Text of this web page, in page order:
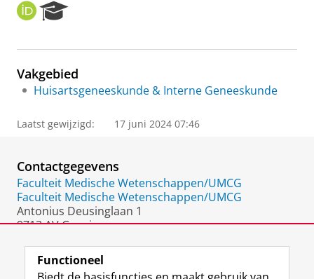
O
R
I
e
r
c
P
o
t
a
l
Vakgebied
Huisartsgeneeskunde & Interne Geneeskunde
Laatst gewijzigd: 17 juni 2024 07:46
Contactgegevens
Faculteit Medische Wetenschappen/UMCG
Faculteit Medische Wetenschappen/UMCG
Antonius Deusinglaan 1
9713 AV Groningen
Functioneel